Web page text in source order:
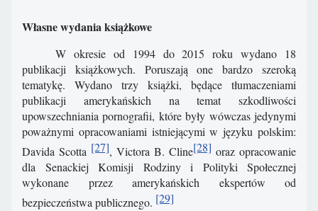
Własne wydania książkowe
W okresie od 1994 do 2015 roku wydano 18
publikacji książkowych. Poruszają one bardzo szeroką
tematykę. Wydano trzy książki, będące tłumaczeniami
publikacji amerykańskich na temat szkodliwości
upowszechniania pornografii, które były wówczas jedynymi
poważnymi opracowaniami istniejącymi w języku polskim:
Davida Scotta [27], Victora B. Cline[28] oraz opracowanie
dla Senackiej Komisji Rodziny i Polityki Społecznej
wykonane przez amerykańskich ekspertów od
bezpieczeństwa publicznego. [29]